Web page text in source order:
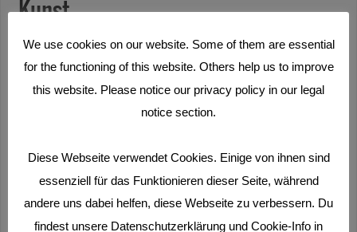
Kunst
We use cookies on our website. Some of them are essential
for the functioning of this website. Others help us to improve
this website. Please notice our privacy policy in our legal
notice section.
Diese Webseite verwendet Cookies. Einige von ihnen sind
essenziell für das Funktionieren dieser Seite, während
andere uns dabei helfen, diese Webseite zu verbessern. Du
findest unsere Datenschutzerklärung und Cookie-Info in